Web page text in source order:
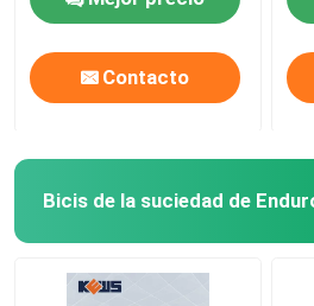
Contacto
Bicis de la suciedad de